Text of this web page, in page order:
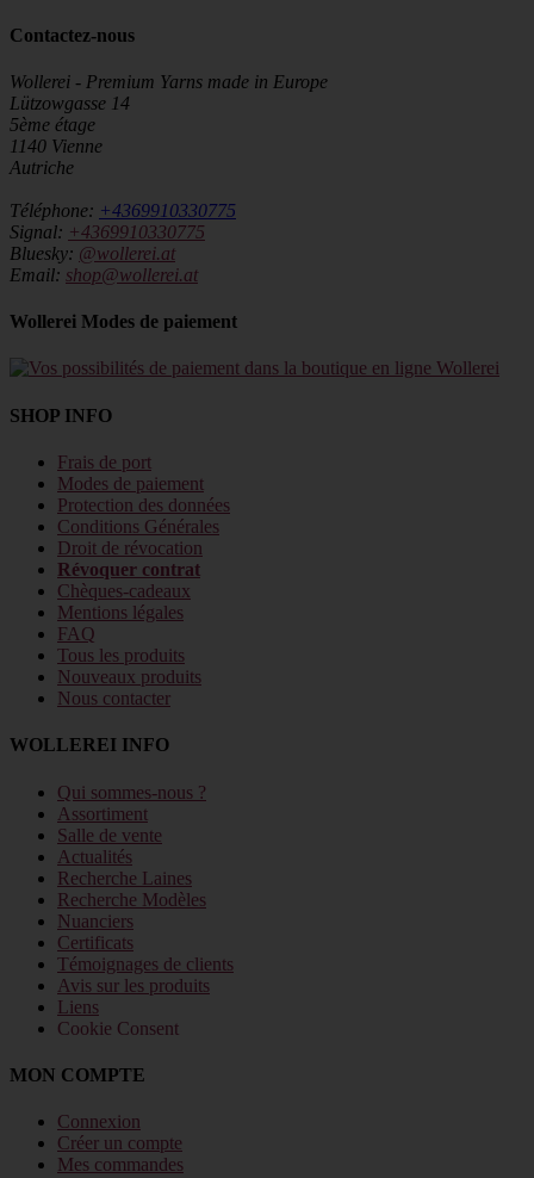
Contactez-nous
Wollerei - Premium Yarns made in Europe
Lützowgasse 14
5ème étage
1140 Vienne
Autriche
Téléphone: +4369910330775
Signal: +4369910330775
Bluesky: @wollerei.at
Email: shop@wollerei.at
Wollerei Modes de paiement
SHOP INFO
Frais de port
Modes de paiement
Protection des données
Conditions Générales
Droit de révocation
Révoquer contrat
Chèques-cadeaux
Mentions légales
FAQ
Tous les produits
Nouveaux produits
Nous contacter
WOLLEREI INFO
Qui sommes-nous ?
Assortiment
Salle de vente
Actualités
Recherche Laines
Recherche Modèles
Nuanciers
Certificats
Témoignages de clients
Avis sur les produits
Liens
Cookie Consent
MON COMPTE
Connexion
Créer un compte
Mes commandes